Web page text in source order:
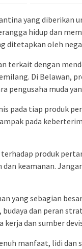
yang diberikan
hidup dan
ditetapkan oleh
terkait dengan
Di Belawan,
pengusaha muda
pada tiap produk
pada
produk
keamanan.
yang sebagian
dan peran
dan sumber
manfaat, lidi dan